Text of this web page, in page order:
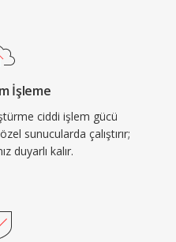
İşleme
ciddi işlem gücü
sunucularda çalıştırır;
duyarlı kalır.